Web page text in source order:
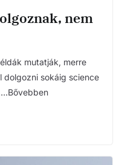
nem
mutatják, merre
dolgozni sokáig science